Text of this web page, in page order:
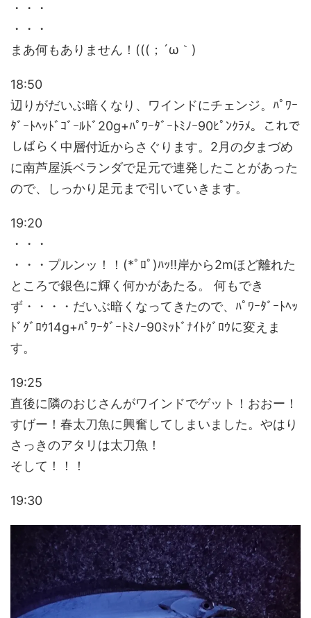
・・・
・・・
まあ何もありません！(((；´ω｀)
18:50
辺りがだいぶ暗くなり、ワインドにチェンジ。ﾊﾟﾜｰ
ﾀﾞｰﾄﾍｯﾄﾞｺﾞｰﾙﾄﾞ20g+ﾊﾟﾜｰﾀﾞｰﾄﾐﾉｰ90ﾋﾟﾝｸﾗﾒ。これで
しばらく中層付近からさぐります。2月の夕まづめ
に南芦屋浜ベランダで足元で連発したことがあった
ので、しっかり足元まで引いていきます。
19:20
・・・
・・・プルンッ！！(*ﾟﾛﾟ)ﾊｯ!!岸から2mほど離れた
ところで銀色に輝く何かがあたる。 何もでき
ず・・・・だいぶ暗くなってきたので、ﾊﾟﾜｰﾀﾞｰﾄﾍｯ
ﾄﾞｸﾞﾛｳ14g+ﾊﾟﾜｰﾀﾞｰﾄﾐﾉｰ90ﾐｯﾄﾞﾅｲﾄｸﾞﾛｳに変えま
す。
19:25
直後に隣のおじさんがワインドでゲット！おおー！
すげー！春太刀魚に興奮してしまいました。やはり
さっきのアタリは太刀魚！
そして！！！
19:30